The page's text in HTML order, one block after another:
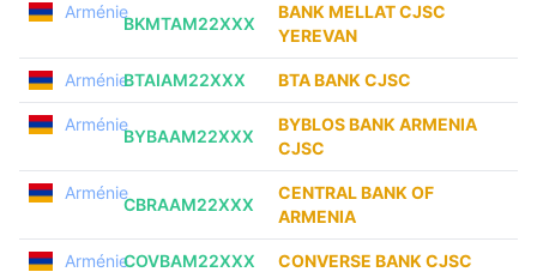
Arménie
BKMTAM22XXX
BANK MELLAT CJSC
YEREVAN
ArménieBTAIAM22XXX BTA BANK CJSC
Arménie
BYBAAM22XXX
BYBLOS BANK ARMENIA
CJSC
Arménie
CBRAAM22XXX
CENTRAL BANK OF
ARMENIA
ArménieCOVBAM22XXX CONVERSE BANK CJSC